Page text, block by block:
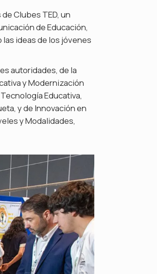
Clubes TED, un
de Educación,
ideas de los jóvenes
autoridades, de la
y Modernización
Educativa,
y de Innovación en
y Modalidades,